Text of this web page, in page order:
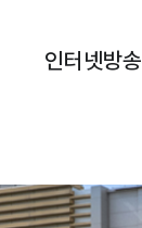
인터넷방송